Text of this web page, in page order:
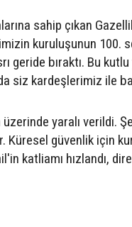
sahip çıkan
kuruluşunun 100.
geride bıraktı. Bu
siz kardeşlerimiz ile
yaralı verildi.
güvenlik için
katliamı hızlandı,